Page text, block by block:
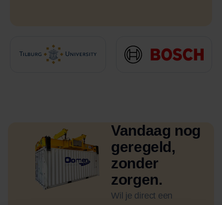
Vandaag nog
geregeld,
zonder
zorgen.
Wil je direct een